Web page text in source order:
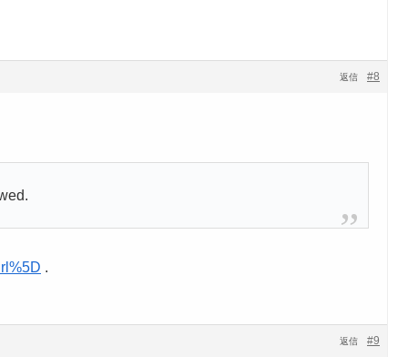
#8
返信
.
#9
返信